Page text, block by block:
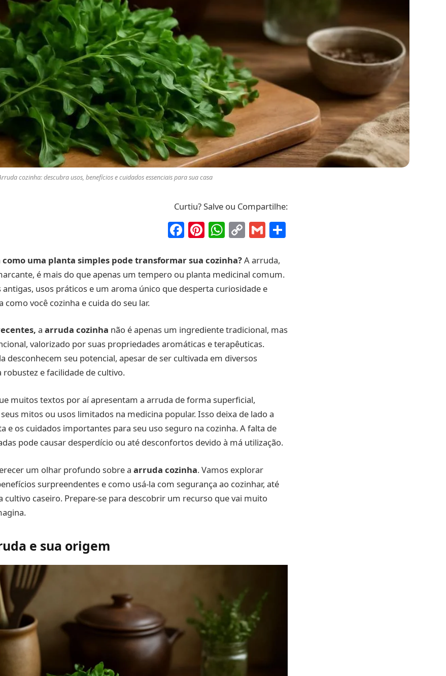
cozinha: descubra usos, benefícios e cuidados essenciais para sua casa
Curtiu? Salve ou Compartilhe:
Facebook
Pinterest
WhatsApp
CopyGmail
como uma planta simples pode transformar sua cozinha?A arruda,
é mais do que apenas um tempero ou planta medicinal comum.
antigas, usos práticos e um aroma único que desperta curiosidade e
você cozinha e cuida do seu lar.
a arruda cozinha não é apenas um ingrediente tradicional, mas
valorizado por suas propriedades aromáticas e terapêuticas.
desconhecem seu potencial, apesar de ser cultivada em diversos
robustez e facilidade de cultivo.
muitos textos por aí apresentam a arruda de forma superficial,
mitos ou usos limitados na medicina popular. Isso deixa de lado a
e os cuidados importantes para seu uso seguro na cozinha. A falta de
pode causar desperdício ou até desconfortos devido à má utilização.
um olhar profundo sobre a arruda cozinha. Vamos explorar
surpreendentes e como usá-la com segurança ao cozinhar, até
cultivo caseiro. Prepare-se para descobrir um recurso que vai muito
e sua origem